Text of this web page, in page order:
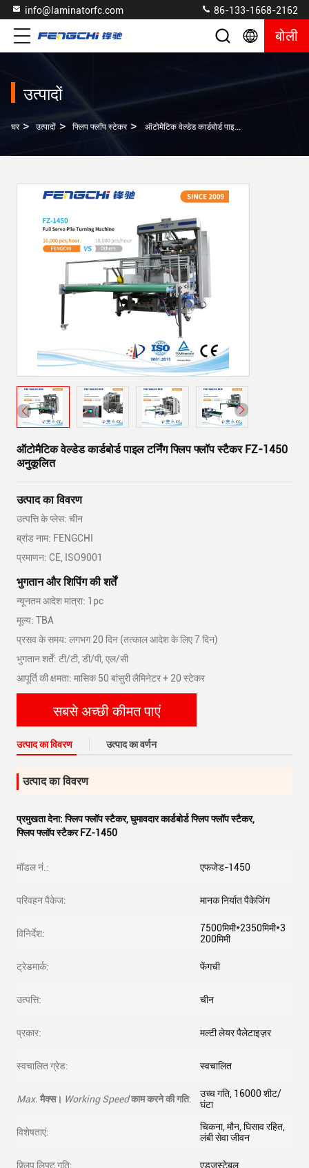
info@laminatorfc.com 86-133-1668-2162
बोली
उत्पादों
घर > उत्पादों > फ्लिप फ्लॉप स्टेकर > ऑटोमैटिक वेल्डेड कार्डबोर्ड पाइल टर्निंग फ्लिप फ्लॉप स्टैकर FZ-1450 अनुकूलित
ऑटोमैटिक वेल्डेड कार्डबोर्ड पाइल टर्निंग फ्लिप फ्लॉप स्टैकर FZ-1450
अनुकूलित
उत्पाद का विवरण
उत्पत्ति के प्लेस: चीन
ब्रांड नाम: FENGCHI
प्रमाणन: CE, ISO9001
भुगतान और शिपिंग की शर्तें
न्यूनतम आदेश मात्रा: 1pc
मूल्य: TBA
प्रसव के समय: लगभग 20 दिन (तत्काल आदेश के लिए 7 दिन)
भुगतान शर्तें: टी/टी, डी/पी, एल/सी
आपूर्ति की क्षमता: मासिक 50 बांसुरी लैमिनेटर + 20 स्टेकर
सबसे अच्छी कीमत पाएं
उत्पाद का विवरण उत्पाद का वर्णन
उत्पाद का विवरण
प्रमुखता देना:फ्लिप फ्लॉप स्टैकर,घुमावदार कार्डबोर्ड फ्लिप फ्लॉप स्टैकर,
फ्लिप फ्लॉप स्टैकर FZ-1450
मॉडल नं.: एफजेड-1450
परिवहन पैकेज: मानक निर्यात पैकेजिंग
विनिर्देश:
7500मिमी*2350मिमी*3
200मिमी
ट्रेडमार्क: फेंगची
उत्पत्ति: चीन
प्रकार: मल्टी लेयर पैलेटाइज़र
स्वचालित ग्रेड: स्वचालित
Max. मैक्स। Working Speedकाम करने की गति:
उच्च गति, 16000 शीट/
घंटा
विशेषताएं:
चिकना, मौन, घिसाव रहित,
लंबी सेवा जीवन
फ़्लिप लिफ्ट गति: एडजस्टेबल